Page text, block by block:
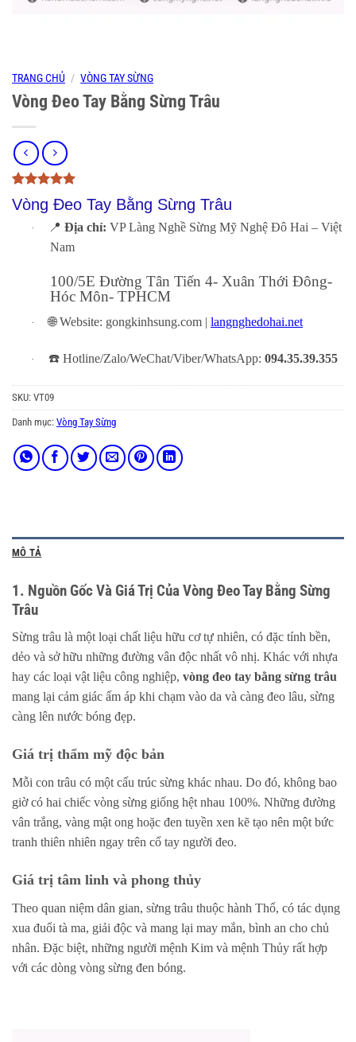
TRANG CHỦ / VÒNG TAY SỪNG
Vòng Đeo Tay Bằng Sừng Trâu
5 trên 5
dựa trên
3
đánh giá
Vòng Đeo Tay Bằng Sừng Trâu
· 📍 Địa chỉ: VP Làng Nghề Sừng Mỹ Nghệ Đô Hai – Việt
Nam
100/5E Đường Tân Tiến 4- Xuân Thới Đông-
Hóc Môn- TPHCM
· 🌐Website: gongkinhsung.com | langnghedohai.net
· ☎️ Hotline/Zalo/WeChat/Viber/WhatsApp: 094.35.39.355
SKU: VT09
Danh mục: Vòng Tay Sừng
MÔ TẢ
1. Nguồn Gốc Và Giá Trị Của Vòng Đeo Tay Bằng Sừng
Trâu
Sừng trâu là một loại chất liệu hữu cơ tự nhiên, có đặc tính bền,
dẻo và sở hữu những đường vân độc nhất vô nhị. Khác với nhựa
hay các loại vật liệu công nghiệp, vòng đeo tay bằng sừng trâu
mang lại cảm giác ấm áp khi chạm vào da và càng đeo lâu, sừng
càng lên nước bóng đẹp.
Giá trị thẩm mỹ độc bản
Mỗi con trâu có một cấu trúc sừng khác nhau. Do đó, không bao
giờ có hai chiếc vòng sừng giống hệt nhau 100%. Những đường
vân trắng, vàng mật ong hoặc đen tuyền xen kẽ tạo nên một bức
tranh thiên nhiên ngay trên cổ tay người đeo.
Giá trị tâm linh và phong thủy
Theo quan niệm dân gian, sừng trâu thuộc hành Thổ, có tác dụng
xua đuổi tà ma, giải độc và mang lại may mắn, bình an cho chủ
nhân. Đặc biệt, những người mệnh Kim và mệnh Thủy rất hợp
với các dòng vòng sừng đen bóng.